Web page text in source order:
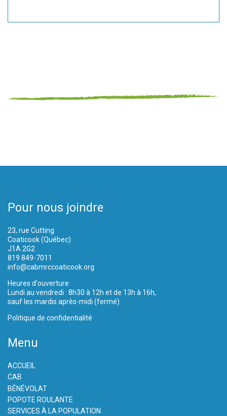
Pour nous joindre
23, rue Cutting
Coaticook (Québec)
J1A 2G2
819 849-7011
info@cabmrccoaticook.org
Heures d'ouverture
Lundi au vendredi : 8h30 à 12h et de 13h à 16h,
sauf les mardis après-midi (fermé)
Politique de confidentialité
Menu
ACCUEIL
CAB
BÉNÉVOLAT
POPOTE ROULANTE
SERVICES À LA POPULATION